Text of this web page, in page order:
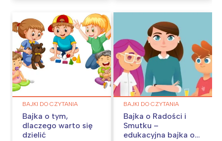
BAJKI DO CZYTANIA
Bajka o tym,
dlaczego warto się
dzielić
BAJKI DO CZYTANIA
Bajka o Radości i
Smutku –
edukacyjna bajka o